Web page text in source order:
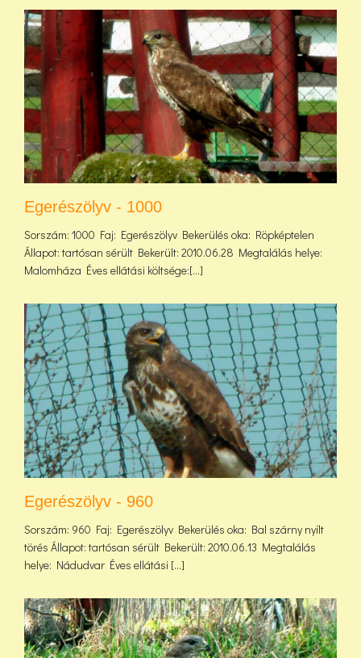
Egerészölyv - 1000
Sorszám: 1000 Faj: Egerészölyv Bekerülés oka: Röpképtelen
Állapot: tartósan sérült Bekerült: 2010.06.28 Megtalálás helye:
Malomháza Éves ellátási költsége:[...]
Egerészölyv - 960
Sorszám: 960 Faj: Egerészölyv Bekerülés oka: Bal szárny nyílt
törés Állapot: tartósan sérült Bekerült: 2010.06.13 Megtalálás
helye: Nádudvar Éves ellátási [...]